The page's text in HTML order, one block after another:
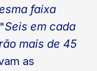
faixa
Seis em cada
mais de 45
as